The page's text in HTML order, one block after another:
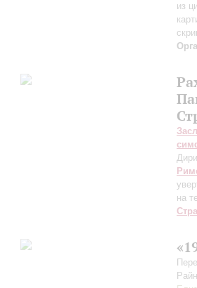
из
на